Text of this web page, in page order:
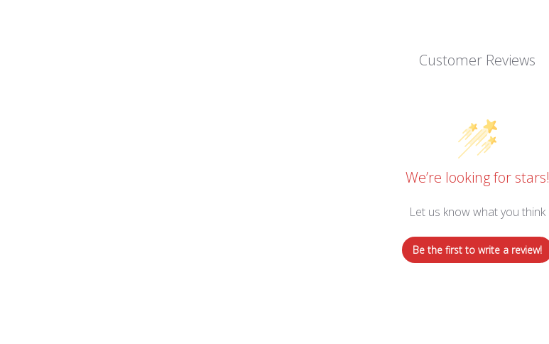
Customer Reviews
We’re looking for stars!
Let us know what you think
Be the first to write a review!